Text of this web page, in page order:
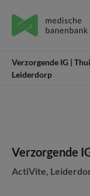
Verzorgende IG |
Leiderdorp
Verzorgende
ActiVite,